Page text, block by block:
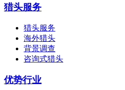
猎头服务
猎头服务
海外猎头
背景调查
咨询式猎头
优势行业